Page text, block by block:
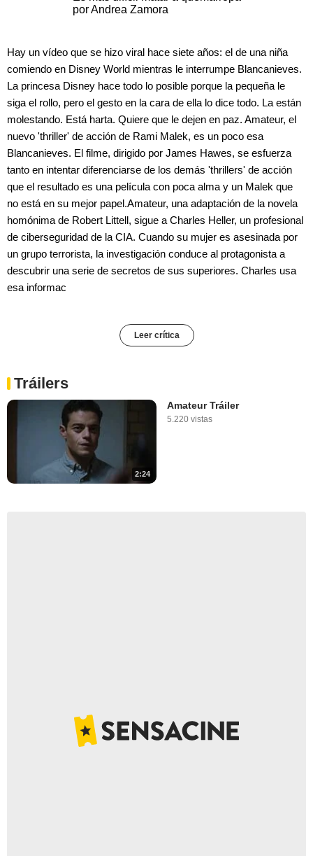
por Andrea Zamora
Hay un vídeo que se hizo viral hace siete años: el de una niña
comiendo en Disney World mientras le interrumpe Blancanieves.
La princesa Disney hace todo lo posible porque la pequeña le
siga el rollo, pero el gesto en la cara de ella lo dice todo. La están
molestando. Está harta. Quiere que le dejen en paz. Amateur, el
nuevo 'thriller' de acción de Rami Malek, es un poco esa
Blancanieves. El filme, dirigido por James Hawes, se esfuerza
tanto en intentar diferenciarse de los demás 'thrillers' de acción
que el resultado es una película con poca alma y un Malek que
no está en su mejor papel.Amateur, una adaptación de la novela
homónima de Robert Littell, sigue a Charles Heller, un profesional
de ciberseguridad de la CIA. Cuando su mujer es asesinada por
un grupo terrorista, la investigación conduce al protagonista a
descubrir una serie de secretos de sus superiores. Charles usa
esa informac
Leer crítica
Tráilers
2:24
Amateur Tráiler
5.220 vistas